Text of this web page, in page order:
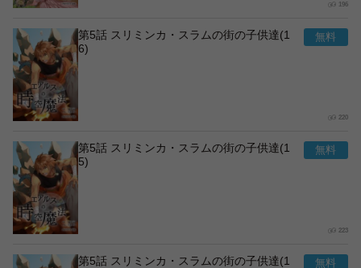
196
第5話 スリミンカ・スラムの街の子供達(1
6)
220
第5話 スリミンカ・スラムの街の子供達(1
5)
223
第5話 スリミンカ・スラムの街の子供達(1